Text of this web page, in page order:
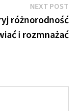
NEXT POST
post:
różnorodność
i rozmnażać